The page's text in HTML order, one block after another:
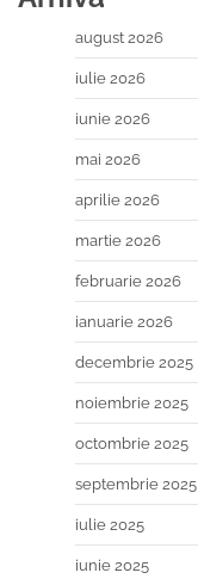
august 2026
iulie 2026
iunie 2026
mai 2026
aprilie 2026
martie 2026
februarie 2026
ianuarie 2026
decembrie 2025
noiembrie 2025
octombrie 2025
septembrie 2025
iulie 2025
iunie 2025